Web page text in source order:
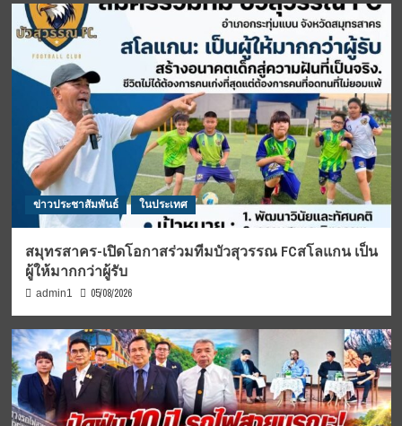
ข่าวประชาสัมพันธ์ ในประเทศ
สมุทรสาคร-เปิดโอกาสร่วมทีมบัวสุวรรณ FCสโลแกน เป็น
ผู้ให้มากกว่าผู้รับ
admin1 05/08/2026